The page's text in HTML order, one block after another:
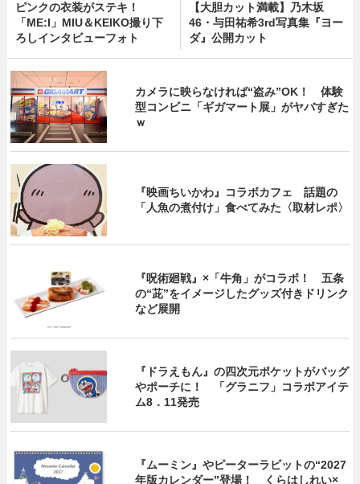
ピンクの衣装がステキ！
「ME:I」MIU＆KEIKO撮り下
ろしインタビューフォト
【大胆カット満載】乃木坂
46・与田祐希3rd写真集『ヨー
ダ』公開カット
カメラに映らなければ“盗み”OK！ 体験
型コンビニ「ギガマート展」がヤバすぎた
ｗ
『映画ちいかわ』コラボカフェ 話題の
「人魚の煮付け」食べてみた〈取材レポ〉
『呪術廻戦』×「牛角」がコラボ！ 五条
の“茈”をイメージしたグッズ付きドリンク
など展開
『ドラえもん』の四次元ポケットがバッグ
やポーチに！ 「グラニフ」コラボアイテ
ム8．11発売
『ムーミン』やピーターラビットの“2027
年版カレンダー”登場！ くらはしれい×